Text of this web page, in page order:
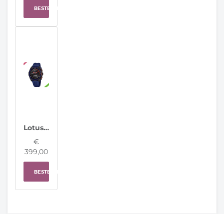
BESTELLEN
Lotus horloge 20002/6 Connected Full D
€
399,00
BESTELLEN